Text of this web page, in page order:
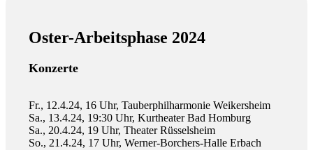
Oster-Arbeitsphase 2024
Konzerte
Fr., 12.4.24, 16 Uhr, Tauberphilharmonie Weikersheim
Sa., 13.4.24, 19:30 Uhr, Kurtheater Bad Homburg
Sa., 20.4.24, 19 Uhr, Theater Rüsselsheim
So., 21.4.24, 17 Uhr, Werner-Borchers-Halle Erbach